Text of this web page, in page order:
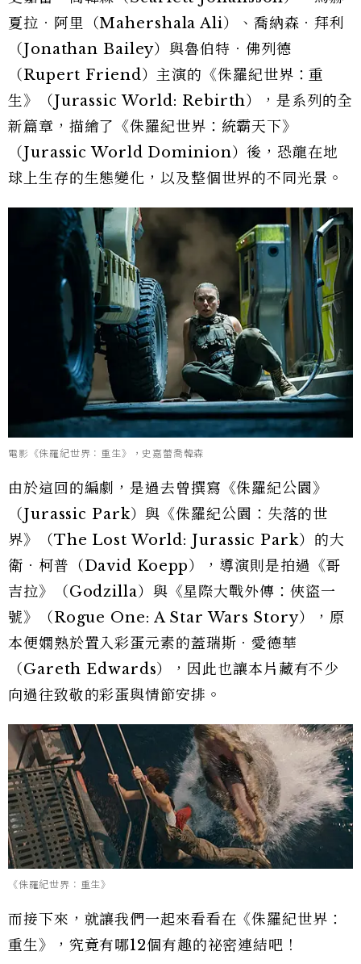
夏拉．阿里（Mahershala Ali）、喬納森．拜利
（Jonathan Bailey）與魯伯特．佛列德
（Rupert Friend）主演的《侏羅紀世界：重
生》（Jurassic World: Rebirth），是系列的全
新篇章，描繪了《侏羅紀世界：統霸天下》
（Jurassic World Dominion）後，恐龍在地
球上生存的生態變化，以及整個世界的不同光景。
電影《侏羅紀世界：重生》，史嘉蕾喬韓森
由於這回的編劇，是過去曾撰寫《侏羅紀公園》
（Jurassic Park）與《侏羅紀公園：失落的世
界》（The Lost World: Jurassic Park）的大
衛．柯普（David Koepp），導演則是拍過《哥
吉拉》（Godzilla）與《星際大戰外傳：俠盜一
號》（Rogue One: A Star Wars Story），原
本便嫻熟於置入彩蛋元素的蓋瑞斯．愛德華
（Gareth Edwards），因此也讓本片藏有不少
向過往致敬的彩蛋與情節安排。
《侏羅紀世界：重生》
而接下來，就讓我們一起來看看在《侏羅紀世界：
重生》，究竟有哪12個有趣的祕密連結吧！